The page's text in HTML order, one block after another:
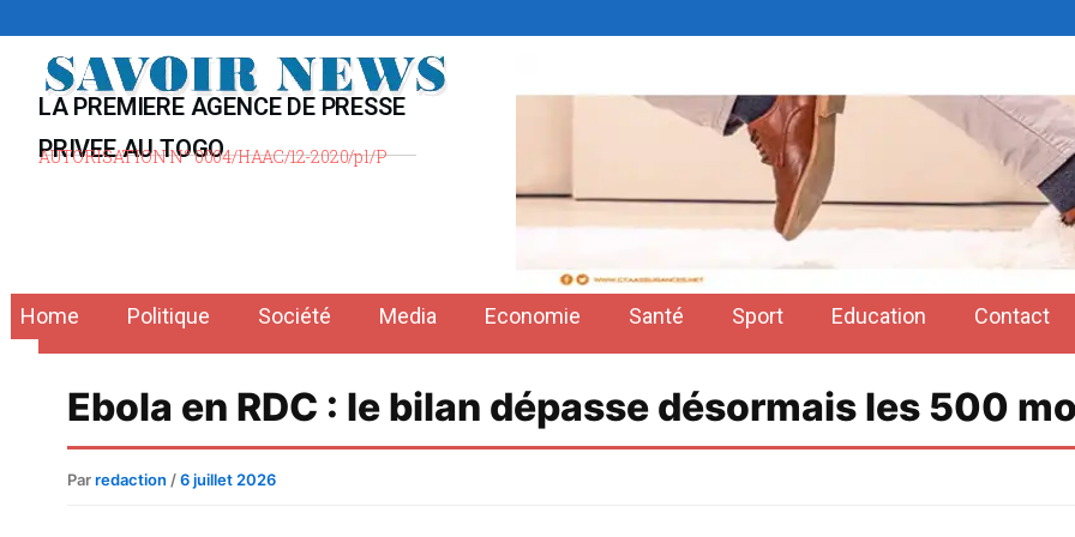
contenu
LA PREMIERE AGENCE DE PRESSE
PRIVEE AU TOGO
AUTORISATION N° 0004/HAAC/12-2020/pl/P
Home Politique Société Media Economie Santé Sport Education Contact
Ebola en RDC : le bilan dépasse désormais les 500
Parredaction /6 juillet 2026